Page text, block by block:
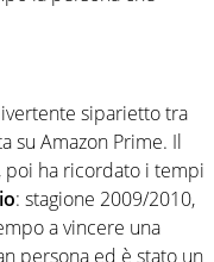
siparietto tra
su Amazon Prime. Il
poi ha ricordato i tempi
: stagione 2009/2010,
a vincere una
persona ed è stato un